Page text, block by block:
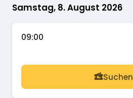
Samstag, 8. August 2026
09:00
Suchen